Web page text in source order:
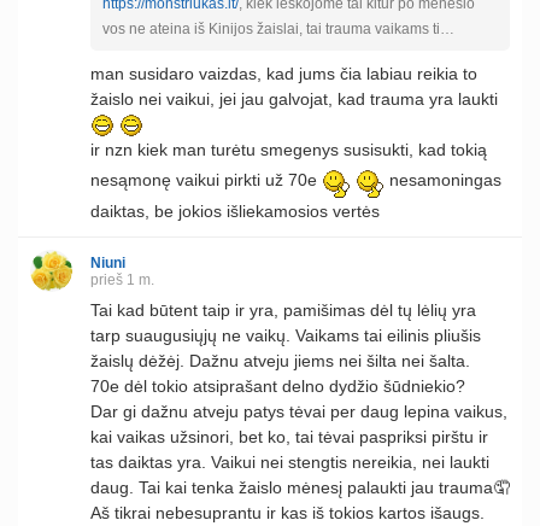
https://monstriukas.lt/, kiek ieškojome tai kitur po mėnesio
vos ne ateina iš Kinijos žaislai, tai trauma vaikams ti…
man susidaro vaizdas, kad jums čia labiau reikia to
žaislo nei vaikui, jei jau galvojat, kad trauma yra laukti
ir nzn kiek man turėtu smegenys susisukti, kad tokią
nesąmonę vaikui pirkti už 70e
nesamoningas
daiktas, be jokios išliekamosios vertės
Niuni
prieš 1 m.
Tai kad būtent taip ir yra, pamišimas dėl tų lėlių yra
tarp suaugusiųjų ne vaikų. Vaikams tai eilinis pliušis
žaislų dėžėj. Dažnu atveju jiems nei šilta nei šalta.
70e dėl tokio atsiprašant delno dydžio šūdniekio?
Dar gi dažnu atveju patys tėvai per daug lepina vaikus,
kai vaikas užsinori, bet ko, tai tėvai paspriksi pirštu ir
tas daiktas yra. Vaikui nei stengtis nereikia, nei laukti
daug. Tai kai tenka žaislo mėnesį palaukti jau trauma🤦
Aš tikrai nebesuprantu ir kas iš tokios kartos išaugs.